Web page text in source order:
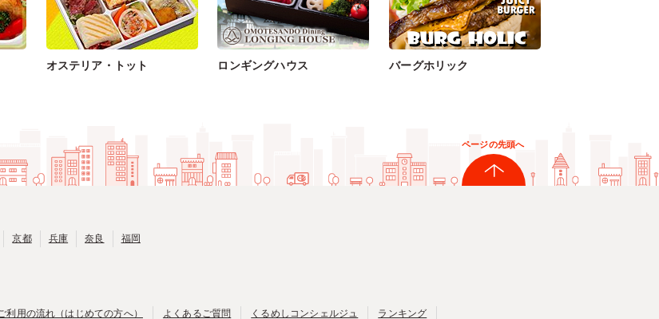
オステリア・トット ロンギングハウス バーグホリック
ページの先頭へ
京都 兵庫 奈良 福岡
利用の流れ（はじめての方へ） よくあるご質問 くるめしコンシェルジュ ランキング